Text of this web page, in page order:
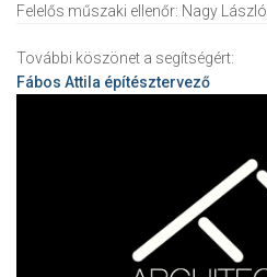
Felelős műszaki ellenőr: Nagy László
További köszönet a segítségért:
Fábos Attila építésztervező